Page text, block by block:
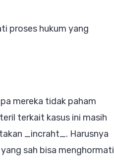
proses hukum yang
mereka tidak paham
terkait kasus ini masih
_incraht_. Harusnya
sah bisa menghormati